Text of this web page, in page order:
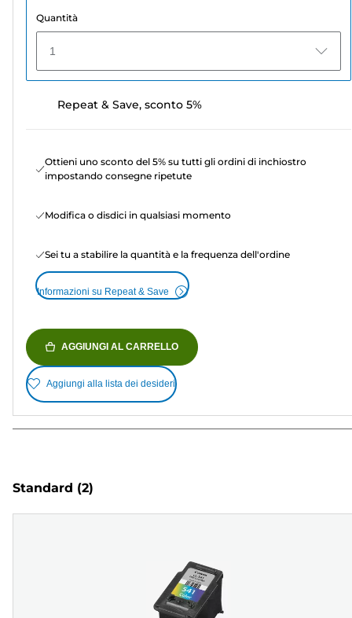
Quantità
1
Repeat & Save, sconto 5%
Ottieni uno sconto del 5% su tutti gli ordini di inchiostro
impostando consegne ripetute
Modifica o disdici in qualsiasi momento
Sei tu a stabilire la quantità e la frequenza dell'ordine
Informazioni su Repeat & Save
AGGIUNGI AL CARRELLO
Aggiungi alla lista dei desideri
Standard (2)